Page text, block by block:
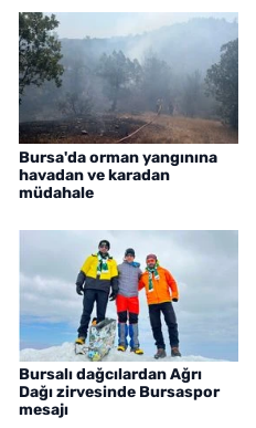
Bursa'da orman yangınına
havadan ve karadan
müdahale
Bursalı dağcılardan Ağrı
Dağı zirvesinde Bursaspor
mesajı